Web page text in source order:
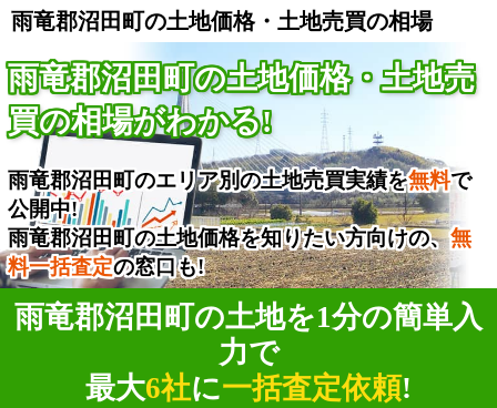
雨竜郡沼田町の土地価格・土地売買の相場
雨竜郡沼田町の土地価格・土地売
買の相場がわかる!
雨竜郡沼田町のエリア別の土地売買実績を無料で
公開中!
雨竜郡沼田町の土地価格を知りたい方向けの、無
料一括査定の窓口も!
雨竜郡沼田町の土地を1分の簡単入
力で
最大6社に一括査定依頼!